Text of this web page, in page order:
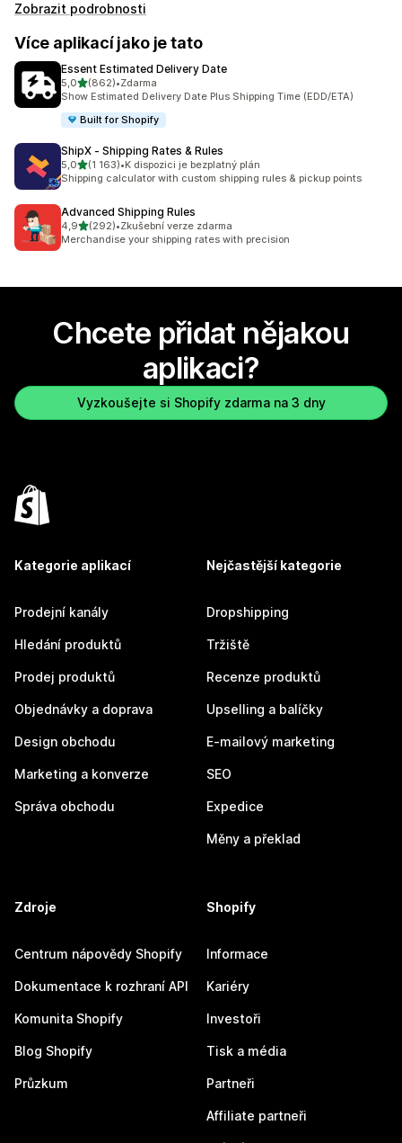
Zobrazit podrobnosti
Více aplikací jako je tato
Essent Estimated Delivery Date
5,0z 5 hvězd
(862)
Celkový počet recenzí: 862
•Zdarma
Show Estimated Delivery Date Plus Shipping Time (EDD/ETA)
Built for Shopify
ShipX ‑ Shipping Rates & Rules
5,0z 5 hvězd
(1 163)
Celkový počet recenzí: 1163
•K dispozici je bezplatný plán
Shipping calculator with custom shipping rules & pickup points
Advanced Shipping Rules
4,9z 5 hvězd
(292)
Celkový počet recenzí: 292
•Zkušební verze zdarma
Merchandise your shipping rates with precision
Chcete přidat nějakou
aplikaci?
Vyzkoušejte si Shopify zdarma na 3 dny
Kategorie aplikací
Prodejní kanály
Hledání produktů
Prodej produktů
Objednávky a doprava
Design obchodu
Marketing a konverze
Správa obchodu
Nejčastější kategorie
Dropshipping
Tržiště
Recenze produktů
Upselling a balíčky
E-mailový marketing
SEO
Expedice
Měny a překlad
Zdroje
Centrum nápovědy Shopify
Dokumentace k rozhraní API
Komunita Shopify
Blog Shopify
Průzkum
Shopify
Informace
Kariéry
Investoři
Tisk a média
Partneři
Affiliate partneři